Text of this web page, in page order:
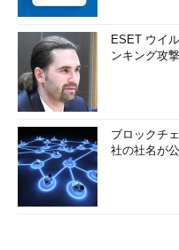
ESET ウイ
ンキング攻
ブロックチ
社の社名が